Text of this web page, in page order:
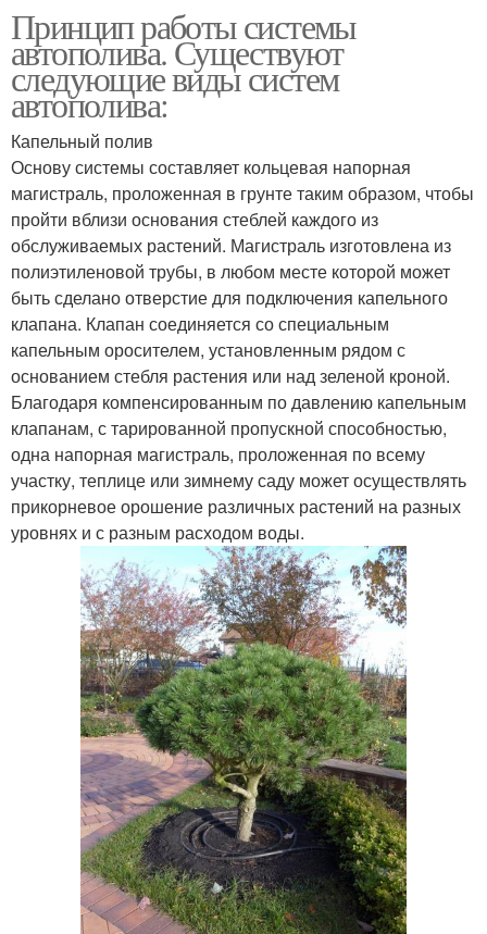
Принцип работы системы
автополива. Существуют
следующие виды систем
автополива:
Капельный полив
Основу системы составляет кольцевая напорная
магистраль, проложенная в грунте таким образом, чтобы
пройти вблизи основания стеблей каждого из
обслуживаемых растений. Магистраль изготовлена из
полиэтиленовой трубы, в любом месте которой может
быть сделано отверстие для подключения капельного
клапана. Клапан соединяется со специальным
капельным оросителем, установленным рядом с
основанием стебля растения или над зеленой кроной.
Благодаря компенсированным по давлению капельным
клапанам, с тарированной пропускной способностью,
одна напорная магистраль, проложенная по всему
участку, теплице или зимнему саду может осуществлять
прикорневое орошение различных растений на разных
уровнях и с разным расходом воды.